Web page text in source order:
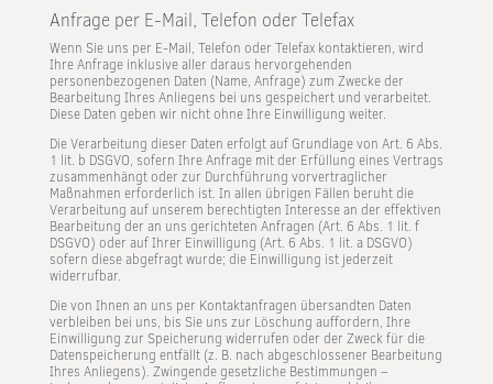
Anfrage per E-Mail, Telefon oder Telefax
Wenn Sie uns per E-Mail, Telefon oder Telefax kontaktieren, wird
Ihre Anfrage inklusive aller daraus hervorgehenden
personenbezogenen Daten (Name, Anfrage) zum Zwecke der
Bearbeitung Ihres Anliegens bei uns gespeichert und verarbeitet.
Diese Daten geben wir nicht ohne Ihre Einwilligung weiter.
Die Verarbeitung dieser Daten erfolgt auf Grundlage von Art. 6 Abs.
1 lit. b DSGVO, sofern Ihre Anfrage mit der Erfüllung eines Vertrags
zusammenhängt oder zur Durchführung vorvertraglicher
Maßnahmen erforderlich ist. In allen übrigen Fällen beruht die
Verarbeitung auf unserem berechtigten Interesse an der effektiven
Bearbeitung der an uns gerichteten Anfragen (Art. 6 Abs. 1 lit. f
DSGVO) oder auf Ihrer Einwilligung (Art. 6 Abs. 1 lit. a DSGVO)
sofern diese abgefragt wurde; die Einwilligung ist jederzeit
widerrufbar.
Die von Ihnen an uns per Kontaktanfragen übersandten Daten
verbleiben bei uns, bis Sie uns zur Löschung auffordern, Ihre
Einwilligung zur Speicherung widerrufen oder der Zweck für die
Datenspeicherung entfällt (z. B. nach abgeschlossener Bearbeitung
Ihres Anliegens). Zwingende gesetzliche Bestimmungen –